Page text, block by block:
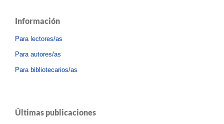
Información
Para lectores/as
Para autores/as
Para bibliotecarios/as
Últimas publicaciones